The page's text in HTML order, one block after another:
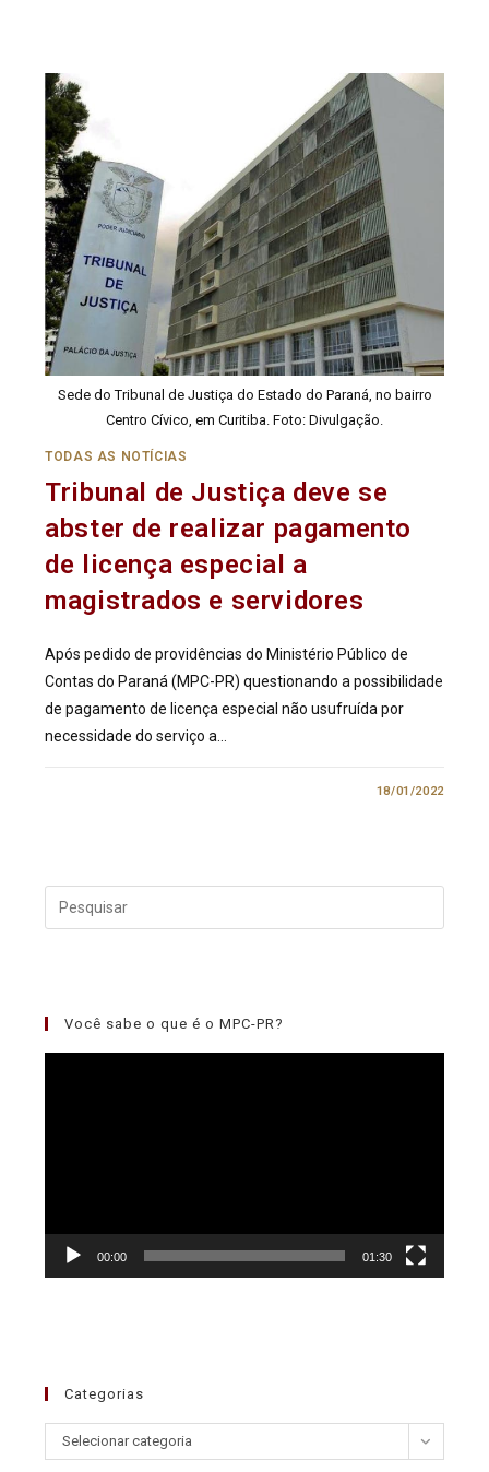
Sede do Tribunal de Justiça do Estado do Paraná, no bairro
Centro Cívico, em Curitiba. Foto: Divulgação.
TODAS AS NOTÍCIAS
Tribunal de Justiça deve se
abster de realizar pagamento
de licença especial a
magistrados e servidores
Após pedido de providências do Ministério Público de
Contas do Paraná (MPC-PR) questionando a possibilidade
de pagamento de licença especial não usufruída por
necessidade do serviço a…
18/01/2022
Você sabe o que é o MPC-PR?
00:00 01:30
Categorias
Selecionar categoria